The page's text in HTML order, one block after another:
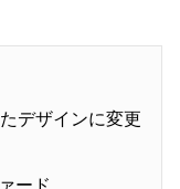
デザインに変更